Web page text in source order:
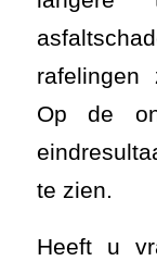
rafelingen
Op de
te zien.
Heeft u